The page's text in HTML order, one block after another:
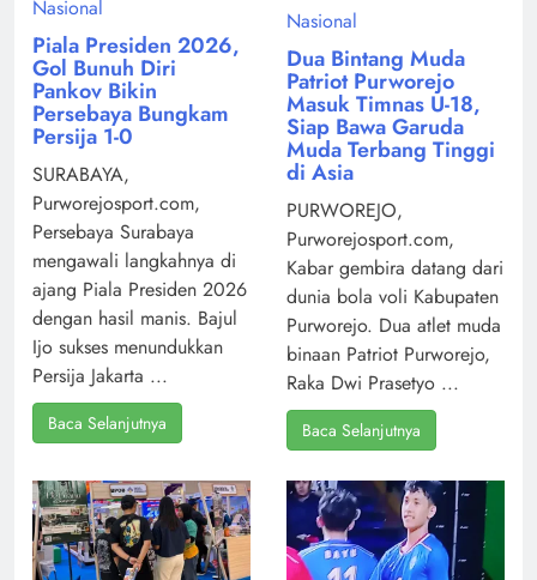
Nasional
Piala Presiden 2026,
Gol Bunuh Diri
Pankov Bikin
Persebaya Bungkam
Persija 1-0
SURABAYA,
Purworejosport.com,
Persebaya Surabaya
mengawali langkahnya di
ajang Piala Presiden 2026
dengan hasil manis. Bajul
Ijo sukses menundukkan
Persija Jakarta ...
Baca Selanjutnya
Nasional
Dua Bintang Muda
Patriot Purworejo
Masuk Timnas U-18,
Siap Bawa Garuda
Muda Terbang Tinggi
di Asia
PURWOREJO,
Purworejosport.com,
Kabar gembira datang dari
dunia bola voli Kabupaten
Purworejo. Dua atlet muda
binaan Patriot Purworejo,
Raka Dwi Prasetyo ...
Baca Selanjutnya